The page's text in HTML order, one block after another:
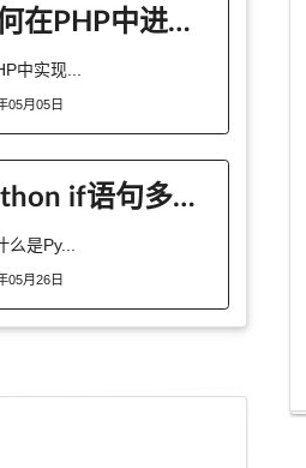
如何在PHP中进行协程编程
中实现...
05月05日
Python if语句多层嵌套的使用方法
么是Py...
05月26日